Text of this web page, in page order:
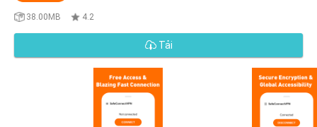
38.00MB 4.2
Tải